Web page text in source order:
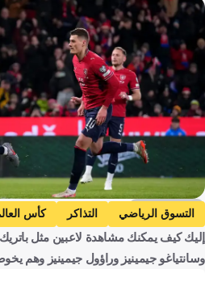
Getty Images
التسوق الرياضي التذاكر كأس
المكسيك
باتريك شيك
راؤول خيمينيز
كرة قدم
إليك كيف يمكنك مشاهدة لاعبين مثل
وسانتياغو جيمينيز وراؤول جيمينيز وهم